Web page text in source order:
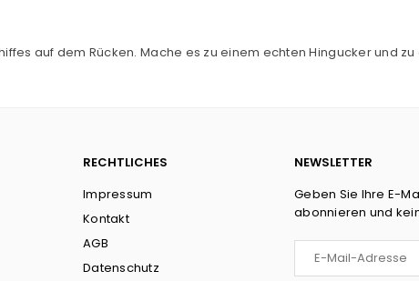
auf dem Rücken. Mache es zu einem echten Hingucker und
RECHTLICHES
Impressum
Kontakt
AGB
Datenschutz
NEWSLETTER
Geben Sie Ihre E-
abonnieren und